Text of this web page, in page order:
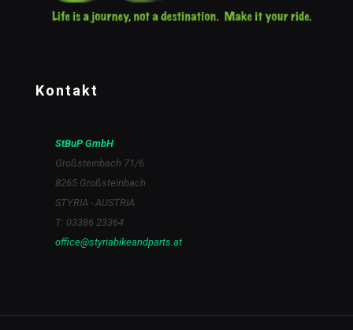
Kontakt
StBuP GmbH
Großsteinbach 71/6
8265 Großsteinbach
STYRIA - AUSTRIA
T: 03386 23364
office@styriabikeandparts.at